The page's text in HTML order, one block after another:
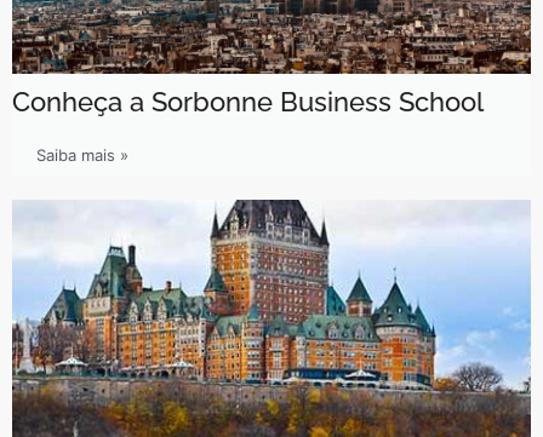
Conheça a Sorbonne Business School
Saiba mais »